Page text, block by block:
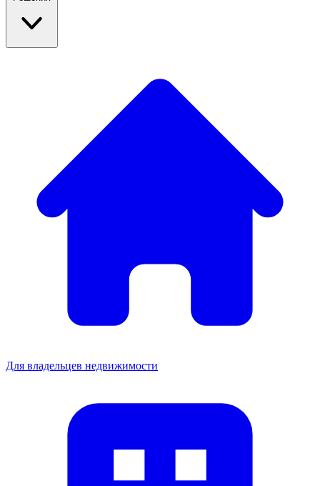
Для владельцев недвижимости